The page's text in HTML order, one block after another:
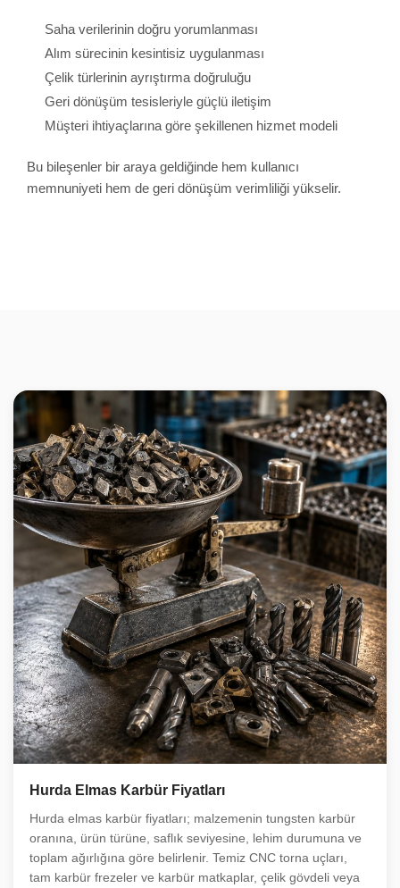
Saha verilerinin doğru yorumlanması
Alım sürecinin kesintisiz uygulanması
Çelik türlerinin ayrıştırma doğruluğu
Geri dönüşüm tesisleriyle güçlü iletişim
Müşteri ihtiyaçlarına göre şekillenen hizmet modeli
Bu bileşenler bir araya geldiğinde hem kullanıcı
memnuniyeti hem de geri dönüşüm verimliliği yükselir.
Hurda Elmas Karbür Fiyatları
Hurda elmas karbür fiyatları; malzemenin tungsten karbür
oranına, ürün türüne, saflık seviyesine, lehim durumuna ve
toplam ağırlığına göre belirlenir. Temiz CNC torna uçları,
tam karbür frezeler ve karbür matkaplar, çelik gövdeli veya